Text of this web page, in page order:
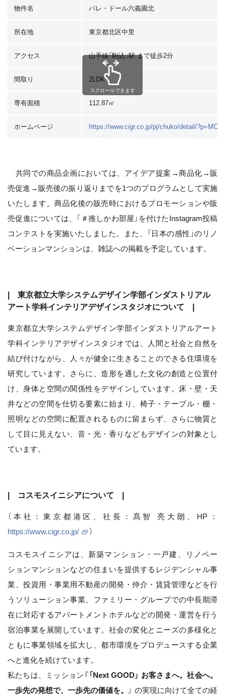
物件名 パレ・ドール六義園北
所在地 東京都北区中里
アクセス 山手線「駒込」駅 まで徒歩2分
間取り 2LDK
専有面積 112.87㎡
ホームページ https://www.cigr.co.jp/pj/chuko/detail/
スクロールできます
共同での商品企画においては、アイデア提案→商品化→販
売促進→販売後の振り返りまでを1つのプログラムとして実施
いたします。商品化後の販売時におけるプロモーションや販
売促進については、「＃推しかわ部屋」を付けたInstagram投稿
コンテストを実施いたしました。また、「日本の感性」のリノ
ベーションマンションは、雑誌への掲載を予定しています。
| 東京都立大学システムデザイン学部インダストリアル
アート学科インテリアデザインスタジオについて |
東京都立大学システムデザイン学部インダストリアルアート
学科インテリアデザインスタジオでは、人間と社会と自然を
結び付けながら、人々が健全に生きることのできる住環境を
研究しています。さらに、造形を通した文化の創造と位置付
け、身体と空間の関係性をデザインしています。床・壁・天
井などの空間を仕切る要素に始まり、椅子・テーブル・棚・
照明などの空間に配置されるものに留まらず、さらに物質と
して目に見えない、音・光・香りなどもデザインの対象とし
ています。
| コスモスイニシアについて |
（本社：東京都港区、社長：髙智 亮大朗、HP：
https://www.cigr.co.jp/
）
コスモスイニシアは、新築マンション・一戸建、リノベー
ションマンションなどの住まいを提供するレジデンシャル事
業、投資用・事業用不動産の開発・仲介・賃貸管理などを行
うソリューション事業、ファミリー・グループでの中長期滞
在に対応するアパートメントホテルなどの開発・運営を行う
宿泊事業を展開しています。社会の変化とニーズの多様化と
ともに事業領域を拡大し、都市環境をプロデュースする企業
へと進化を続けています。
私たちは、ミッション 『「Next GOOD」 お客さまへ。社会へ。
⼀歩先の発想で、⼀歩先の価値を。
』 の実現に向けて全ての経